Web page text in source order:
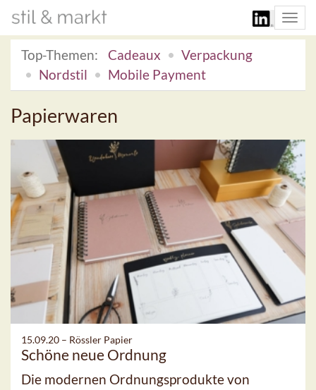
Top-Themen:
Cadeaux
Verpackung
Nordstil
Mobile Payment
Papierwaren
15.09.20 – Rössler Papier
Schöne neue Ordnung
Die modernen Ordnungsprodukte von